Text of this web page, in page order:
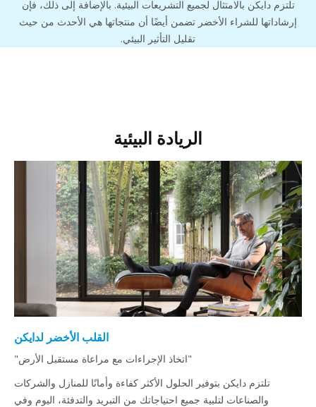
تلتزم دايكن بالامتثال لجميع التشريعات البيئية. بالإضافة إلى ذلك، فإن
إرشاداتها للشراء الأخضر تضمن أيضًا أن منتجاتها هي الأحدث من حيث
تقليل التأثير البيئي.
الريادة البيئية
القلب الأخضر لدايكن
"اتخاذ الإجراءات مع مراعاة مستقبل الأرض"
تلتزم دايكن بتوفير الحلول الأكثر كفاءة وأمانًا للمنازل والشركات
والصناعات لتلبية جميع احتياجاتك من التبريد والتدفئة، اليوم وفي